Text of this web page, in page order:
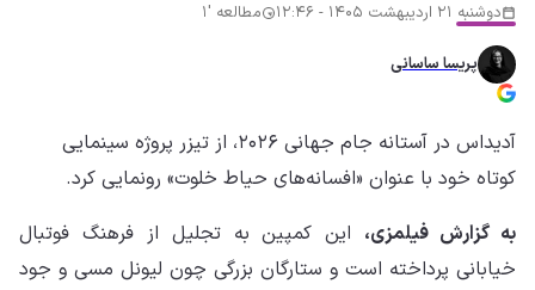
دوشنبه 21 اردیبهشت 1405 - 12:46 مطالعه '1
پریسا ساسانی
آدیداس در آستانه جام جهانی ۲۰۲۶، از تیزر پروژه سینمایی
کوتاه خود با عنوان «افسانه‌های حیاط خلوت» رونمایی کرد.
به گزارش فیلمزی، این کمپین به تجلیل از فرهنگ فوتبال
خیابانی پرداخته است و ستارگان بزرگی چون لیونل مسی و جود